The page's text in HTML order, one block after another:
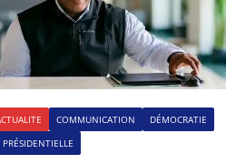
COMMUNICATION
DÉMOCRATIE
PRÉSIDENTIELLE